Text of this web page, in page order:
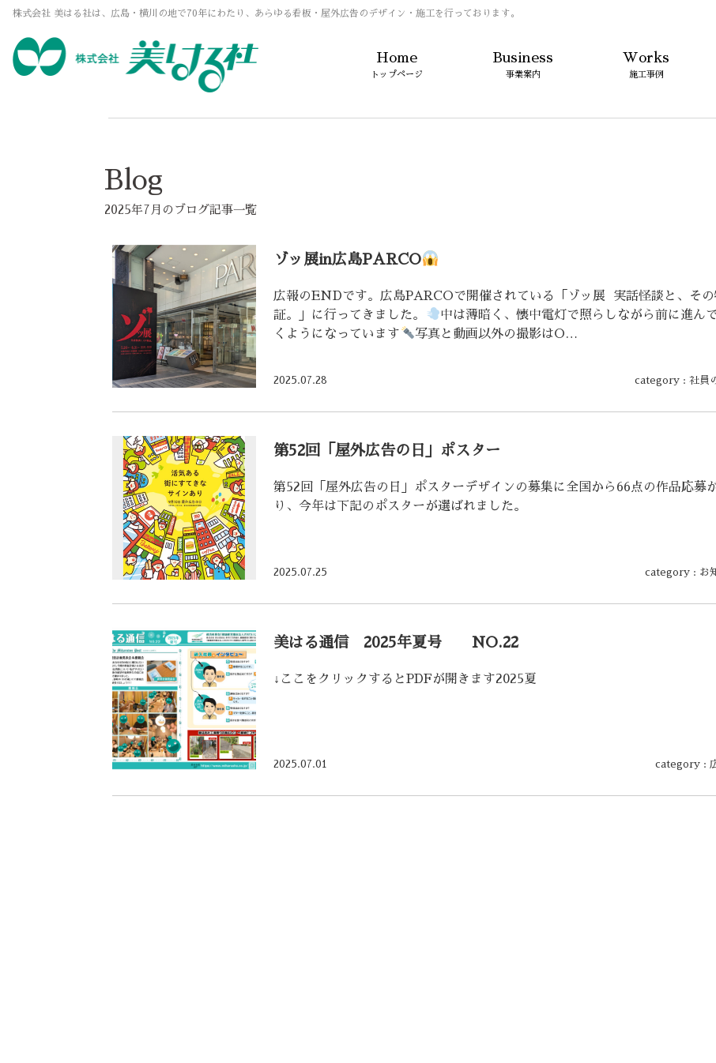
株式会社 美はる社は、広島・横川の地で70年にわたり、あらゆる看板・屋外広告のデザイン・施工を行っております。
Home
トップページ
Business
事業案内
Works
施工事例
Blog
2025年7月のブログ記事一覧
ゾッ展in広島PARCO
広報のENDです。広島PARCOで開催されている「ゾッ展 実話怪談と、その
証。」に行ってきました。
中は薄暗く、懐中電灯で照らしながら前に進ん
くようになっています
写真と動画以外の撮影はO…
2025.07.28 category : 社員
第52回「屋外広告の日」ポスター
第52回「屋外広告の日」ポスターデザインの募集に全国から66点の作品応募
り、今年は下記のポスターが選ばれました。
2025.07.25 category : お
美はる通信 2025年夏号 NO.22
↓ここをクリックするとPDFが開きます2025夏
2025.07.01 category :